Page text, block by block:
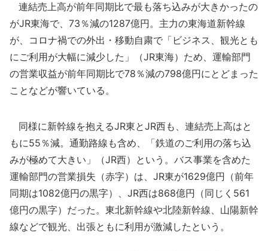
連結売上高が前年同期比で最も落ち込みが大きかったの
がJR東海で、73％減の1287億円。主力の東海道新幹線
が、コロナ禍での外出・移動自粛で「ビジネス、観光とも
にご利用が大幅に減少した」（JR東海）ため、運輸部門
の営業収益が前年同期比で78％減の798億円にとどまった
ことなどが響いている。
同様に新幹線を抱えるJR東とJR西も、連結売上高はと
もに55％減。通勤路線も含め、「鉄道のご利用の落ち込
みが極めて大きい」（JR西）という。バス事業を含めた
運輸部門の営業損失（赤字）は、JR東が1629億円（前年
同期は1082億円の黒字）、JR西は868億円（同じく561
億円の黒字）だった。東北新幹線や北陸新幹線、山陽新幹
線などで観光、出張ともに利用が激減したという。